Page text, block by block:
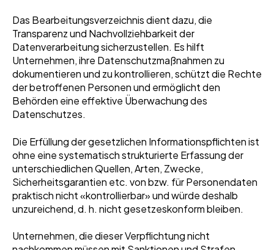
Das Bearbeitungsverzeichnis dient dazu, die
Transparenz und Nachvollziehbarkeit der
Datenverarbeitung sicherzustellen. Es hilft
Unternehmen, ihre Datenschutzmaßnahmen zu
dokumentieren und zu kontrollieren, schützt die Rechte
der betroffenen Personen und ermöglicht den
Behörden eine effektive Überwachung des
Datenschutzes.
Die Erfüllung der gesetzlichen Informationspflichten ist
ohne eine systematisch strukturierte Erfassung der
unterschiedlichen Quellen, Arten, Zwecke,
Sicherheitsgarantien etc. von bzw. für Personendaten
praktisch nicht «kontrollierbar» und würde deshalb
unzureichend, d. h. nicht gesetzeskonform bleiben.
Unternehmen, die dieser Verpflichtung nicht